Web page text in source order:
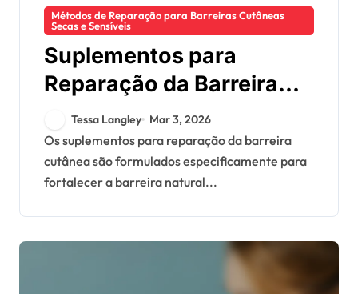
Métodos de Reparação para Barreiras Cutâneas
Secas e Sensíveis
Suplementos para
Reparação da Barreira
Cutânea: Tipos,
Benefícios,
Recomendações
Tessa Langley Mar 3, 2026
Os suplementos para reparação da barreira
cutânea são formulados especificamente para
fortalecer a barreira natural...